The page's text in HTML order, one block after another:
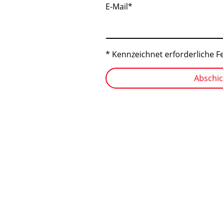
E-Mail*
* Kennzeichnet erforderliche